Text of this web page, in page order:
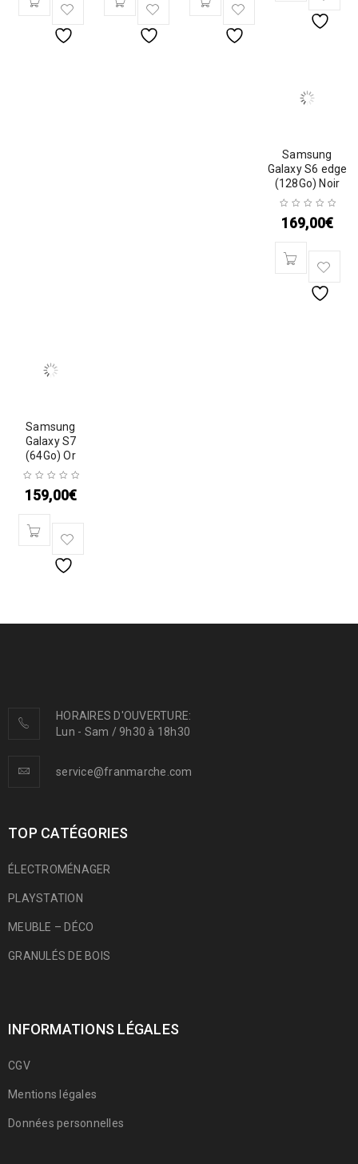
Samsung
Galaxy S6 edge
(128Go) Noir
169,00€
Samsung
Galaxy S7
(64Go) Or
159,00€
HORAIRES D'OUVERTURE:
Lun - Sam / 9h30 à 18h30
service@franmarche.com
TOP CATÉGORIES
ÉLECTROMÉNAGER
PLAYSTATION
MEUBLE – DÉCO
GRANULÉS DE BOIS
INFORMATIONS LÉGALES
CGV
Mentions légales
Données personnelles